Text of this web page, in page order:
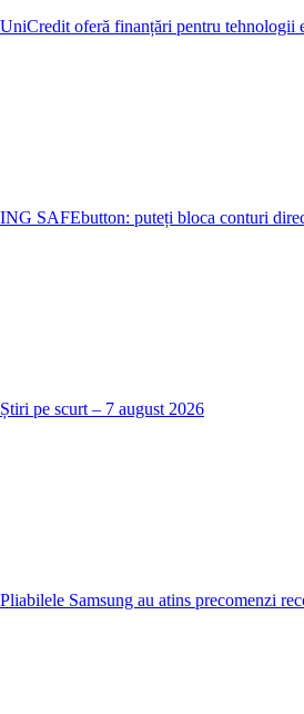
UniCredit oferă finanțări pentru tehnologii
ING SAFEbutton: puteți bloca conturi
Știri pe scurt – 7 august 2026
Pliabilele Samsung au atins precomenzi